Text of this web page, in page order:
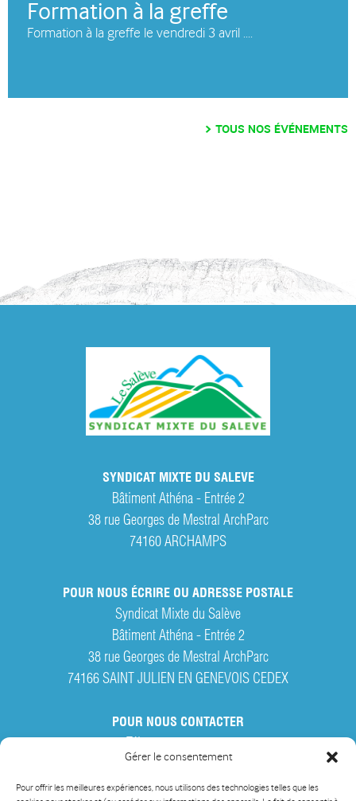
Gérer le consentement
Pour offrir les meilleures expériences, nous utilisons des technologies telles que les
Formation à la greffe
Formation à la greffe le vendredi 3 avril ....
TOUS NOS ÉVÉNEMENTS
SYNDICAT MIXTE DU SALEVE
Bâtiment Athéna - Entrée 2
38 rue Georges de Mestral ArchParc
74160 ARCHAMPS
POUR NOUS ÉCRIRE OU ADRESSE POSTALE
Syndicat Mixte du Salève
Bâtiment Athéna - Entrée 2
38 rue Georges de Mestral ArchParc
74166 SAINT JULIEN EN GENEVOIS CEDEX
POUR NOUS CONTACTER
Par courriel